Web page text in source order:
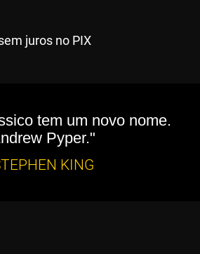
juros no PIX
tem um novo nome.
Pyper."
KING